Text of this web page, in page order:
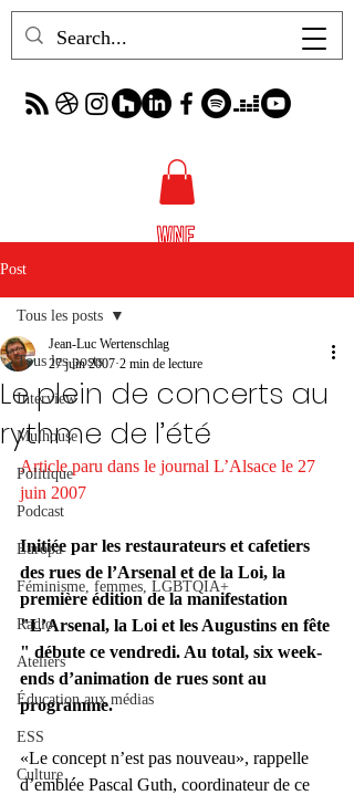
Post
Tous les posts
Interview
Mulhouse
Politique
Podcast
Europa
Féminisme, femmes, LGBTQIA+
Radio
Ateliers
Éducation aux médias
ESS
Culture
Tous les posts
Le plein de concerts au
rythme de l’été
Jean-Luc Wertenschlag
27 juin 2007 2 min de lecture
Article paru dans le journal L’Alsace le 27
juin 2007
Initiée par les restaurateurs et cafetiers
des rues de l’Arsenal et de la Loi, la
première édition de la manifestation
"L’Arsenal, la Loi et les Augustins en fête
" débute ce vendredi. Au total, six week-
ends d’animation de rues sont au
programme.
«Le concept n’est pas nouveau», rappelle
d’emblée Pascal Guth, coordinateur de ce